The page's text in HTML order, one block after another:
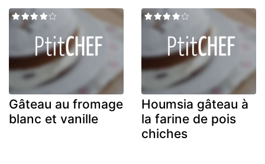
Gâteau au fromage
blanc et vanille
Houmsia gâteau à
la farine de pois
chiches